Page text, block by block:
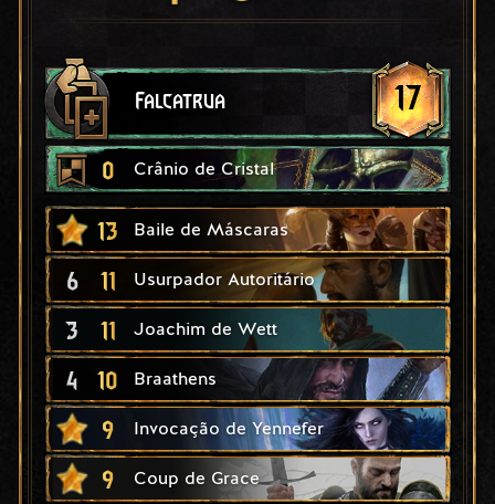
Falcatrua 17
0 Crânio de Cristal
13 Baile de Máscaras
6 11 Usurpador Autoritário
3 11 Joachim de Wett
4 10 Braathens
9 Invocação de Yennefer
9 Coup de Grace